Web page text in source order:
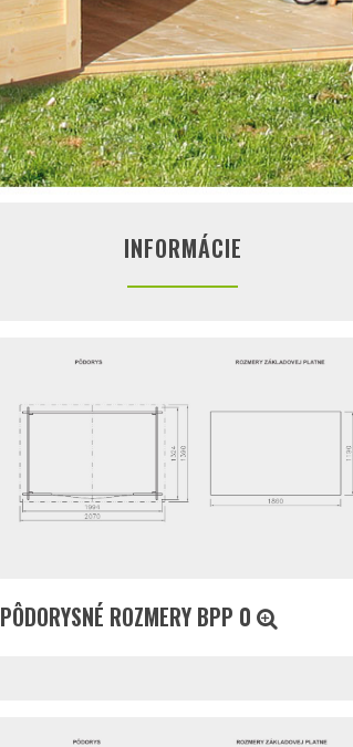
INFORMÁCIE
PÔDORYSNÉ ROZMERY BPP 0